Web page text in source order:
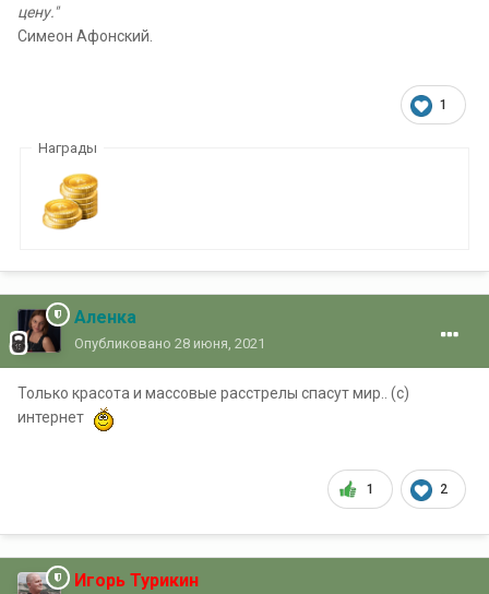
цену."
Симеон Афонский.
1
Награды
Аленка
Опубликовано 28 июня, 2021
Только красота и массовые расстрелы спасут мир.. (с)
интернет
1 2
Игорь Турикин